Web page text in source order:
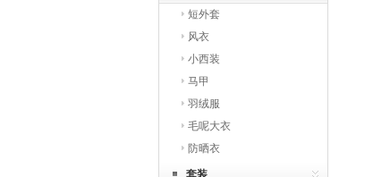
短外套
风衣
小西装
马甲
羽绒服
毛呢大衣
防晒衣
套装